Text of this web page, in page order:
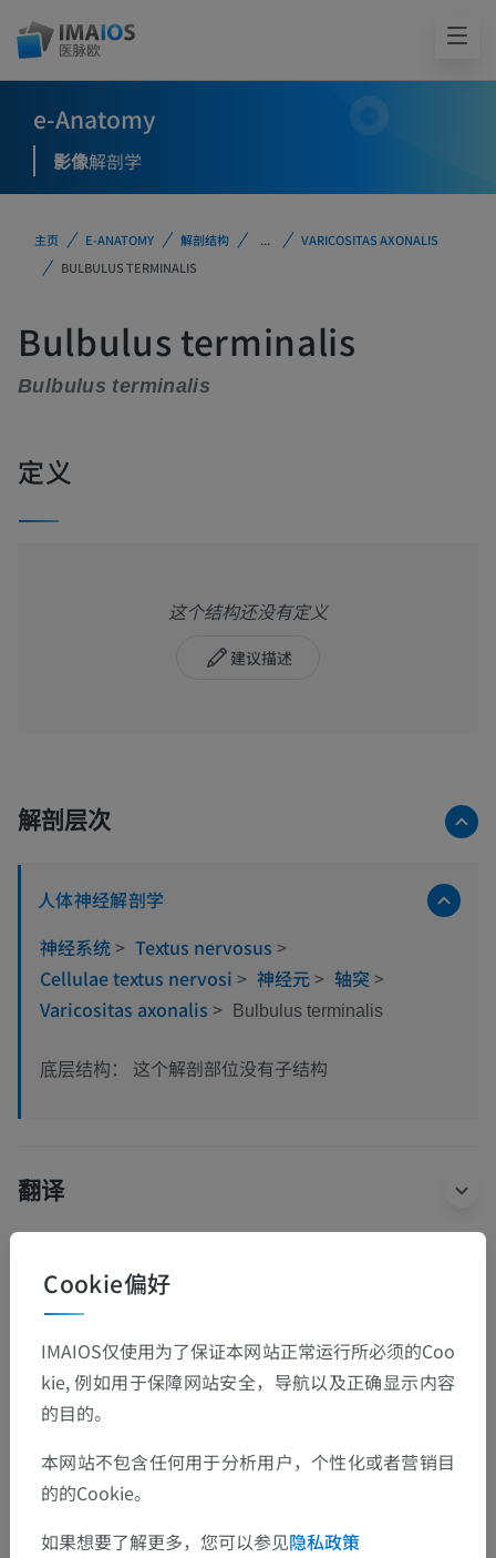
e-Anatomy
影像解剖学
主页 E-ANATOMY 解剖结构 ...
VARICOSITAS AXONALIS
BULBULUS TERMINALIS
Bulbulus terminalis
Bulbulus terminalis
定义
这个结构还没有定义
建议描述
解剖层次
人体神经解剖学
神经系统> Textus nervosus >
Cellulae textus nervosi > 神经元> 轴突 >
Varicositas axonalis > Bulbulus terminalis
底层结构： 这个解剖部位没有子结构
翻译
发现错误？
欢迎提出更正、翻译或内容改进的建议。
检举错误
下载APP
安卓
Cookie偏好
IMAIOS仅使用为了保证本网站正常运行所必须的Coo
kie, 例如用于保障网站安全，导航以及正确显示内容
的目的。
本网站不包含任何用于分析用户，个性化或者营销目
的的Cookie。
如果想要了解更多，您可以参见隐私政策